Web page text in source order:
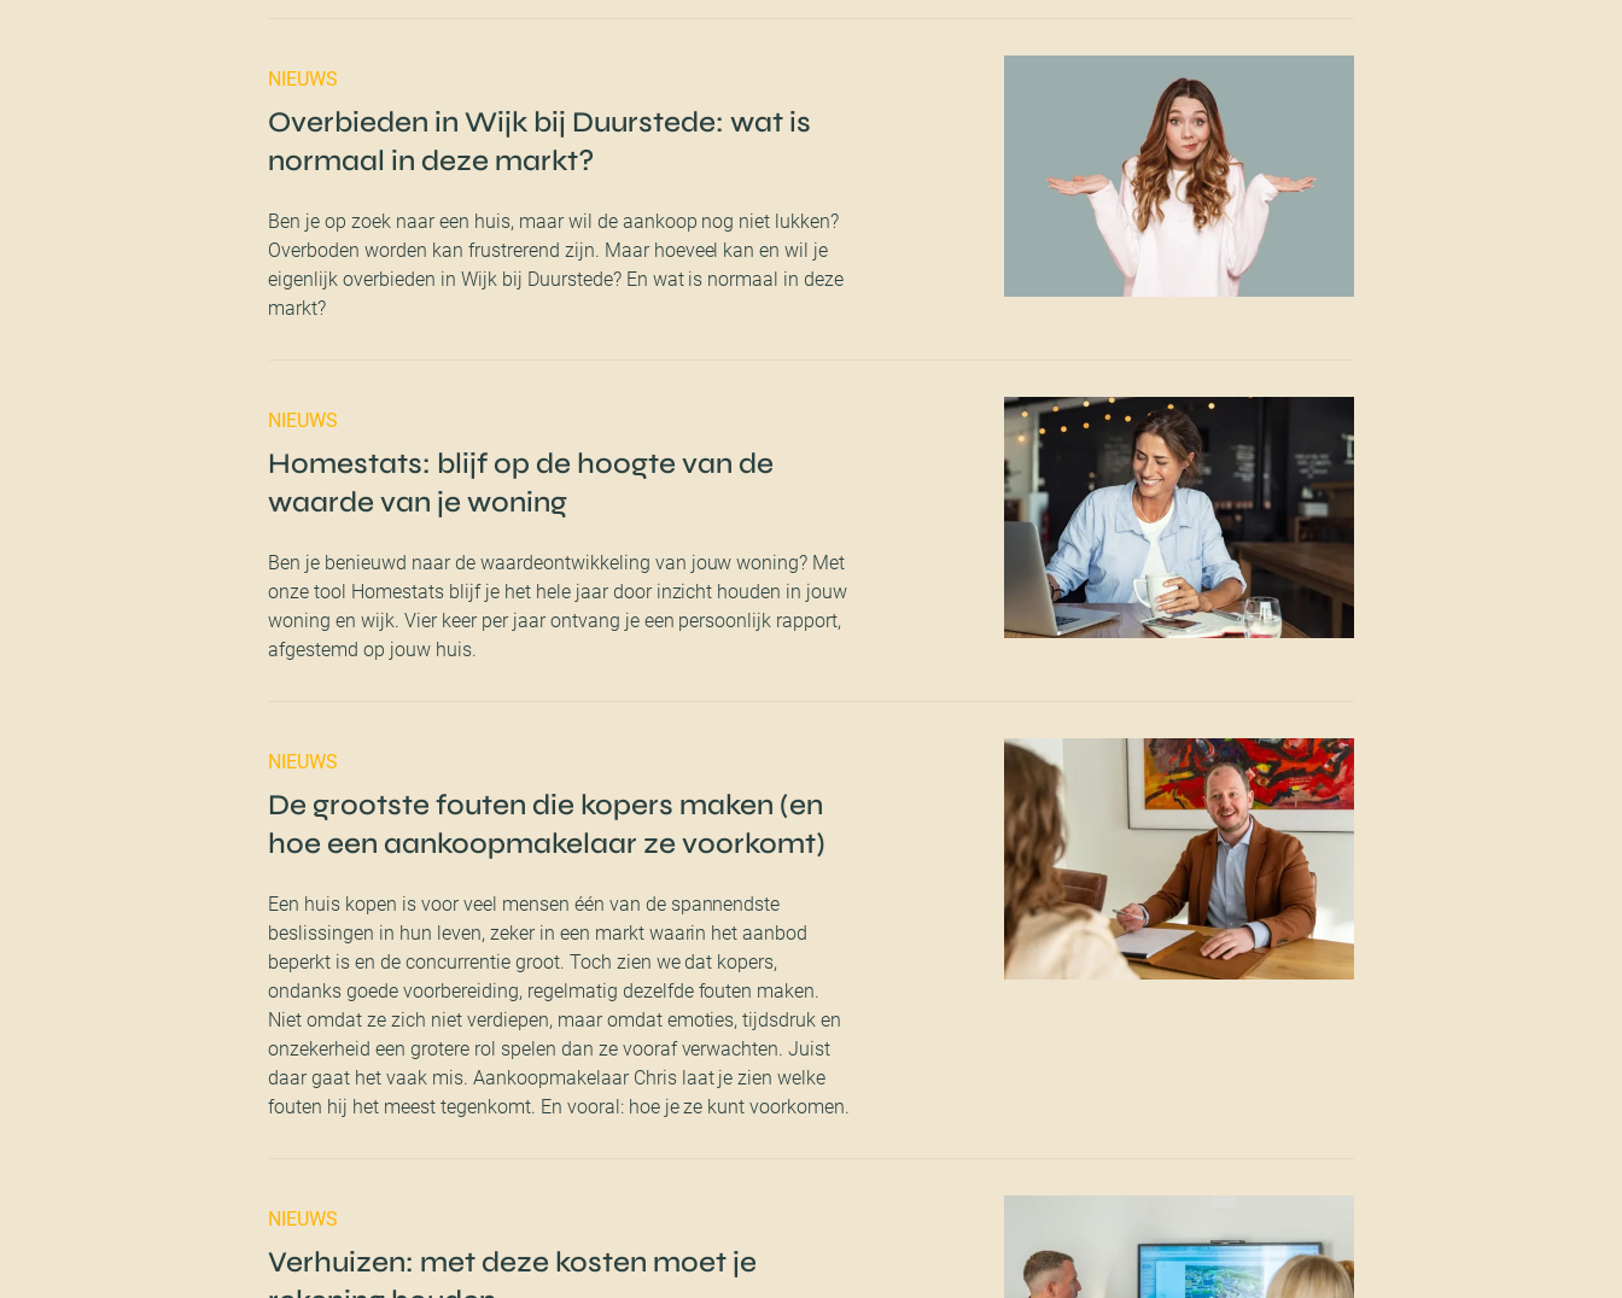
NIEUWS
Overbieden in Wijk bij Duurstede: wat is
normaal in deze markt?
Ben je op zoek naar een huis, maar wil de aankoop nog niet lukken?
Overboden worden kan frustrerend zijn. Maar hoeveel kan en wil je
eigenlijk overbieden in Wijk bij Duurstede? En wat is normaal in deze
markt?
NIEUWS
Homestats: blijf op de hoogte van de
waarde van je woning
Ben je benieuwd naar de waardeontwikkeling van jouw woning? Met
onze tool Homestats blijf je het hele jaar door inzicht houden in jouw
woning en wijk. Vier keer per jaar ontvang je een persoonlijk rapport,
afgestemd op jouw huis.
NIEUWS
De grootste fouten die kopers maken (en
hoe een aankoopmakelaar ze voorkomt)
Een huis kopen is voor veel mensen één van de spannendste
beslissingen in hun leven, zeker in een markt waarin het aanbod
beperkt is en de concurrentie groot. Toch zien we dat kopers,
ondanks goede voorbereiding, regelmatig dezelfde fouten maken.
Niet omdat ze zich niet verdiepen, maar omdat emoties, tijdsdruk en
onzekerheid een grotere rol spelen dan ze vooraf verwachten. Juist
daar gaat het vaak mis. Aankoopmakelaar Chris laat je zien welke
fouten hij het meest tegenkomt. En vooral: hoe je ze kunt voorkomen.
NIEUWS
Verhuizen: met deze kosten moet je